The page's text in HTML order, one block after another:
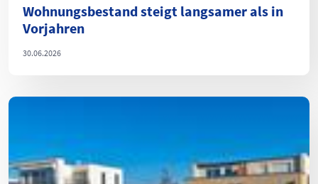
Wohnungsbestand steigt langsamer als in
Vorjahren
30.06.2026